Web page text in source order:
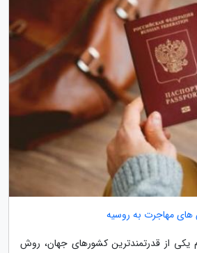
مهاجرت به روسیه
یکی از قدرتمندترین کشورهای جهان، روش